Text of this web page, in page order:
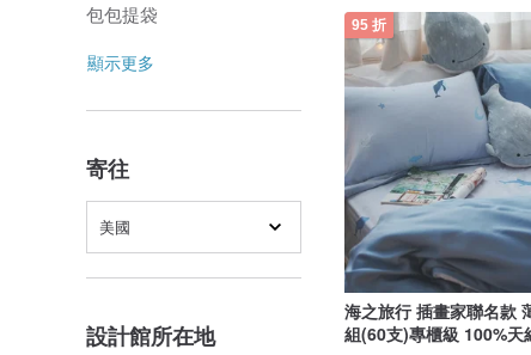
包包提袋
顯示更多
寄往
美國
設計館所在地
95 折
海之旅行 插畫家聯名款
組(60支)專櫃級 100%天